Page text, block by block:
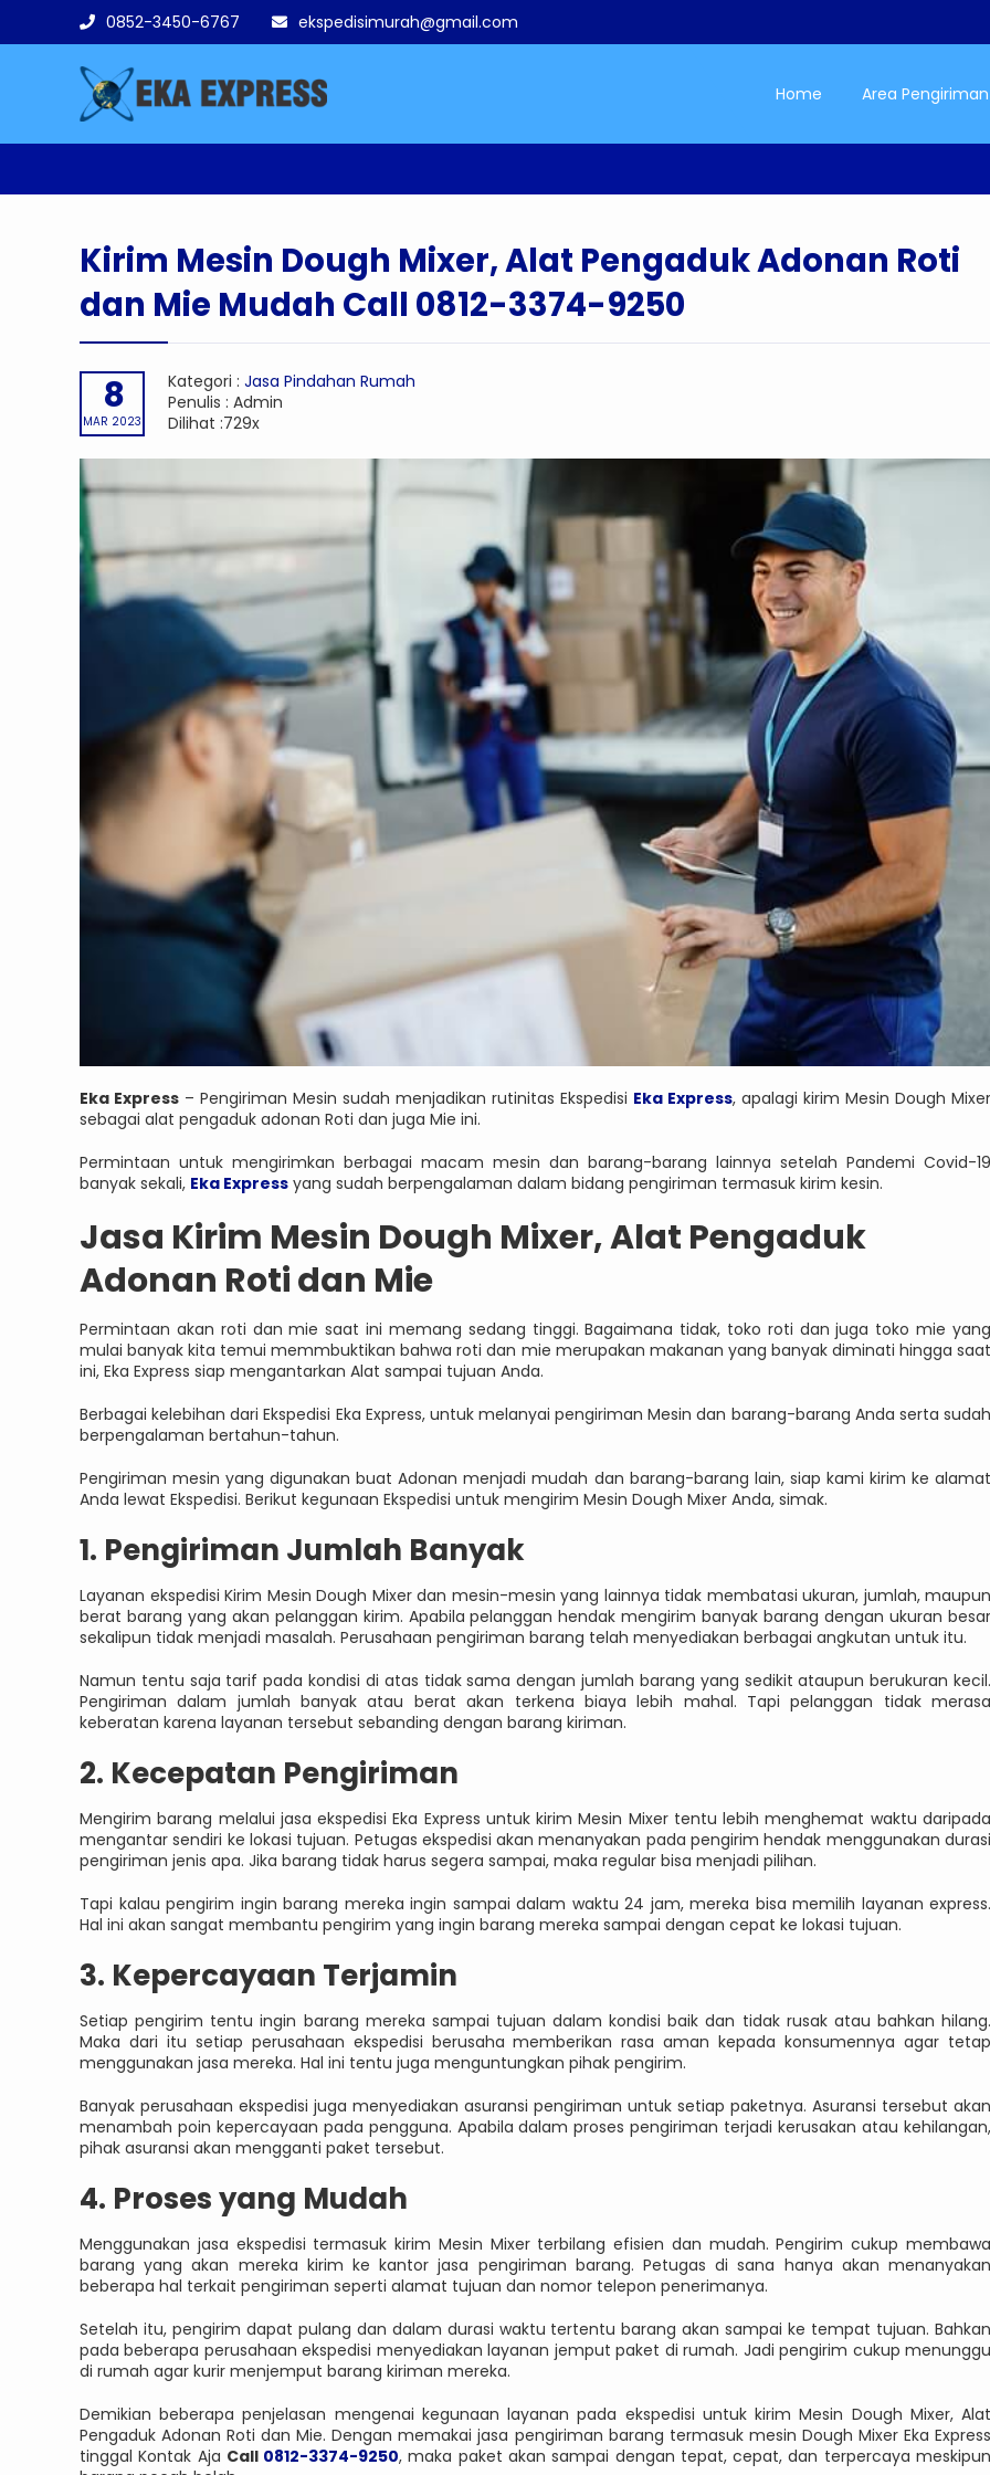
0852-3450-6767 ekspedisimurah@gmail.com
Home Area Pengiriman
Kirim Mesin Dough Mixer, Alat Pengaduk Adonan Roti
dan Mie Mudah Call 0812-3374-9250
8
MAR 2023
Kategori : Jasa Pindahan Rumah
Penulis : Admin
Dilihat :729x
Eka Express – Pengiriman Mesin sudah menjadikan rutinitas Ekspedisi Eka Express, apalagi kirim Mesin Dough Mixer
sebagai alat pengaduk adonan Roti dan juga Mie ini.
Permintaan untuk mengirimkan berbagai macam mesin dan barang-barang lainnya setelah Pandemi Covid-19
banyak sekali, Eka Express yang sudah berpengalaman dalam bidang pengiriman termasuk kirim kesin.
Jasa Kirim Mesin Dough Mixer, Alat Pengaduk
Adonan Roti dan Mie
Permintaan akan roti dan mie saat ini memang sedang tinggi. Bagaimana tidak, toko roti dan juga toko mie yang
mulai banyak kita temui memmbuktikan bahwa roti dan mie merupakan makanan yang banyak diminati hingga saat
ini, Eka Express siap mengantarkan Alat sampai tujuan Anda.
Berbagai kelebihan dari Ekspedisi Eka Express, untuk melanyai pengiriman Mesin dan barang-barang Anda serta sudah
berpengalaman bertahun-tahun.
Pengiriman mesin yang digunakan buat Adonan menjadi mudah dan barang-barang lain, siap kami kirim ke alamat
Anda lewat Ekspedisi. Berikut kegunaan Ekspedisi untuk mengirim Mesin Dough Mixer Anda, simak.
1. Pengiriman Jumlah Banyak
Layanan ekspedisi Kirim Mesin Dough Mixer dan mesin-mesin yang lainnya tidak membatasi ukuran, jumlah, maupun
berat barang yang akan pelanggan kirim. Apabila pelanggan hendak mengirim banyak barang dengan ukuran besar
sekalipun tidak menjadi masalah. Perusahaan pengiriman barang telah menyediakan berbagai angkutan untuk itu.
Namun tentu saja tarif pada kondisi di atas tidak sama dengan jumlah barang yang sedikit ataupun berukuran kecil.
Pengiriman dalam jumlah banyak atau berat akan terkena biaya lebih mahal. Tapi pelanggan tidak merasa
keberatan karena layanan tersebut sebanding dengan barang kiriman.
2. Kecepatan Pengiriman
Mengirim barang melalui jasa ekspedisi Eka Express untuk kirim Mesin Mixer tentu lebih menghemat waktu daripada
mengantar sendiri ke lokasi tujuan. Petugas ekspedisi akan menanyakan pada pengirim hendak menggunakan durasi
pengiriman jenis apa. Jika barang tidak harus segera sampai, maka regular bisa menjadi pilihan.
Tapi kalau pengirim ingin barang mereka ingin sampai dalam waktu 24 jam, mereka bisa memilih layanan express.
Hal ini akan sangat membantu pengirim yang ingin barang mereka sampai dengan cepat ke lokasi tujuan.
3. Kepercayaan Terjamin
Setiap pengirim tentu ingin barang mereka sampai tujuan dalam kondisi baik dan tidak rusak atau bahkan hilang.
Maka dari itu setiap perusahaan ekspedisi berusaha memberikan rasa aman kepada konsumennya agar tetap
menggunakan jasa mereka. Hal ini tentu juga menguntungkan pihak pengirim.
Banyak perusahaan ekspedisi juga menyediakan asuransi pengiriman untuk setiap paketnya. Asuransi tersebut akan
menambah poin kepercayaan pada pengguna. Apabila dalam proses pengiriman terjadi kerusakan atau kehilangan,
pihak asuransi akan mengganti paket tersebut.
4. Proses yang Mudah
Menggunakan jasa ekspedisi termasuk kirim Mesin Mixer terbilang efisien dan mudah. Pengirim cukup membawa
barang yang akan mereka kirim ke kantor jasa pengiriman barang. Petugas di sana hanya akan menanyakan
beberapa hal terkait pengiriman seperti alamat tujuan dan nomor telepon penerimanya.
Setelah itu, pengirim dapat pulang dan dalam durasi waktu tertentu barang akan sampai ke tempat tujuan. Bahkan
pada beberapa perusahaan ekspedisi menyediakan layanan jemput paket di rumah. Jadi pengirim cukup menunggu
di rumah agar kurir menjemput barang kiriman mereka.
Demikian beberapa penjelasan mengenai kegunaan layanan pada ekspedisi untuk kirim Mesin Dough Mixer, Alat
Pengaduk Adonan Roti dan Mie. Dengan memakai jasa pengiriman barang termasuk mesin Dough Mixer Eka Express
tinggal Kontak Aja Call 0812-3374-9250, maka paket akan sampai dengan tepat, cepat, dan terpercaya meskipun